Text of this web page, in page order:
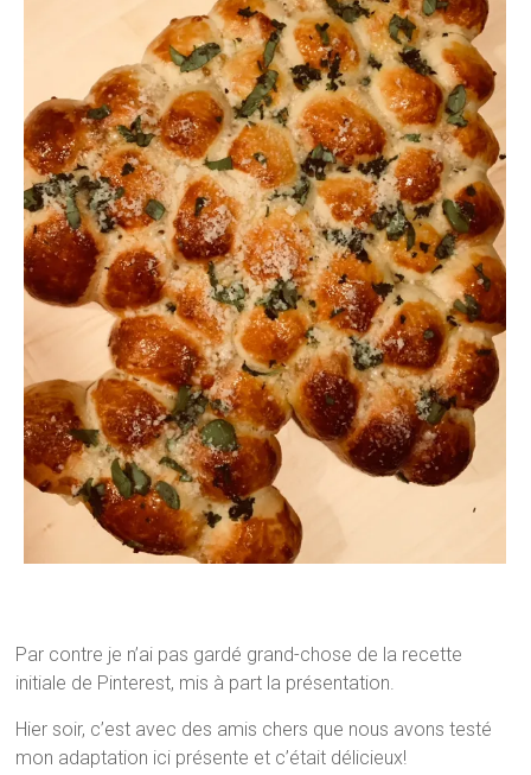
Par contre je n’ai pas gardé grand-chose de la recette
initiale de Pinterest, mis à part la présentation.
Hier soir, c’est avec des amis chers que nous avons testé
mon adaptation ici présente et c’était délicieux!